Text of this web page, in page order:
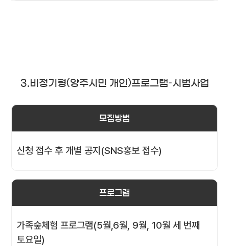
3.비정기형(양주시민 개인)프로그램–시범사업
모집방법
신청 접수 후 개별 공지(SNS홍보 접수)
프로그램
가족숲체험 프로그램(5월,6월, 9월, 10월 세 번째
토요일)